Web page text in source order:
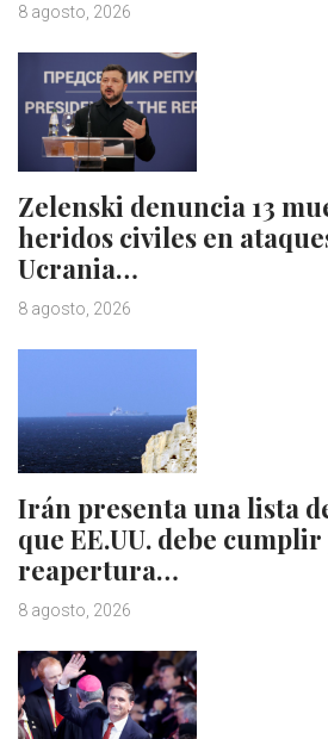
8 agosto, 2026
Zelenski denuncia 13
heridos civiles en
Ucrania…
8 agosto, 2026
Irán presenta una lista
que EE.UU. debe
reapertura…
8 agosto, 2026